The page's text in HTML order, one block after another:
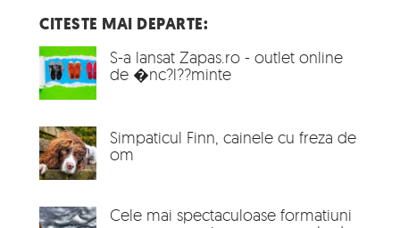
CITESTE MAI DEPARTE:
S-a lansat Zapas.ro - outlet online
de �nc?l??minte
Simpaticul Finn, cainele cu freza de
om
Cele mai spectaculoase formatiuni